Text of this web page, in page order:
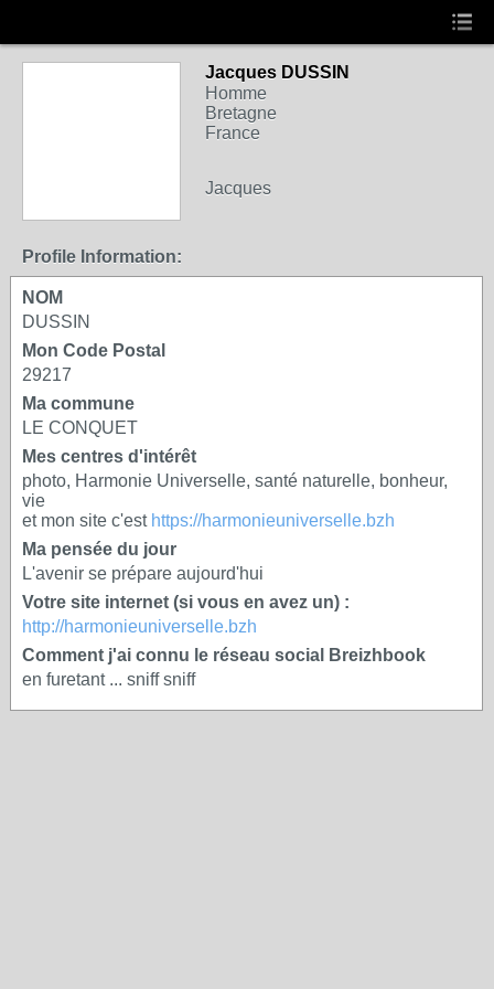
Jacques DUSSIN
Homme
Bretagne
France
Jacques
Profile Information:
NOM
DUSSIN
Mon Code Postal
29217
Ma commune
LE CONQUET
Mes centres d'intérêt
photo, Harmonie Universelle, santé naturelle, bonheur,
vie
et mon site c'est https://harmonieuniverselle.bzh
Ma pensée du jour
L'avenir se prépare aujourd'hui
Votre site internet (si vous en avez un) :
http://harmonieuniverselle.bzh
Comment j'ai connu le réseau social Breizhbook
en furetant ... sniff sniff